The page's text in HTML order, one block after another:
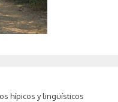
hípicos y lingüísticos